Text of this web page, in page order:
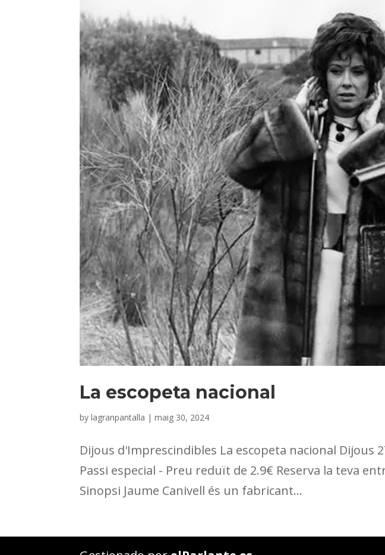
La escopeta nacional
bylagranpantalla |maig 30, 2024
Dijous d'Imprescindibles La escopeta nacional Dijous
Passi especial - Preu reduït de 2.9€ Reserva la teva
Sinopsi Jaume Canivell és un fabricant...